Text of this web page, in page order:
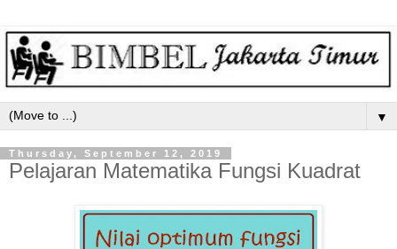
▼
Thursday, September 12, 2019
Pelajaran Matematika Fungsi Kuadrat